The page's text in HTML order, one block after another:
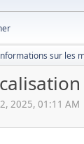
sur les
2025, 01:11 AM